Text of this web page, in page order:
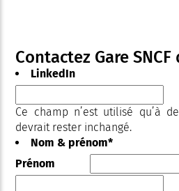
Contactez Gare
LinkedIn
Ce champ n’est utilisé qu’à
devrait rester inchangé.
Nom & prénom*
Prénom